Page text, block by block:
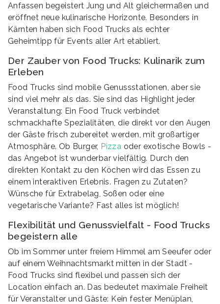
Anfassen begeistert Jung und Alt gleichermaßen und
eröffnet neue kulinarische Horizonte. Besonders in
Kärnten haben sich Food Trucks als echter
Geheimtipp für Events aller Art etabliert.
Der Zauber von Food Trucks: Kulinarik zum
Erleben
Food Trucks sind mobile Genussstationen, aber sie
sind viel mehr als das. Sie sind das Highlight jeder
Veranstaltung: Ein Food Truck verbindet
schmackhafte Spezialitäten, die direkt vor den Augen
der Gäste frisch zubereitet werden, mit großartiger
Atmosphäre. Ob Burger, Pizza oder exotische Bowls -
das Angebot ist wunderbar vielfältig. Durch den
direkten Kontakt zu den Köchen wird das Essen zu
einem interaktiven Erlebnis. Fragen zu Zutaten?
Wünsche für Extrabelag, Soßen oder eine
vegetarische Variante? Fast alles ist möglich!
Flexibilität und Genussvielfalt - Food Trucks
begeistern alle
Ob im Sommer unter freiem Himmel am Seeufer oder
auf einem Weihnachtsmarkt mitten in der Stadt -
Food Trucks sind flexibel und passen sich der
Location einfach an. Das bedeutet maximale Freiheit
für Veranstalter und Gäste: Kein fester Menüplan,